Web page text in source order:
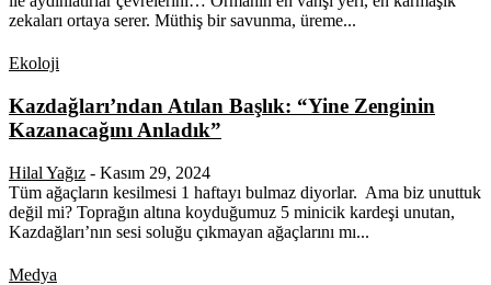
zekaları ortaya serer. Müthiş bir savunma, üreme...
Ekoloji
Kazdağları’ndan Atılan Başlık: “Yine Zenginin
Kazanacağını Anladık”
Hilal Yağız - Kasım 29, 2024
Tüm ağaçların kesilmesi 1 haftayı bulmaz diyorlar. Ama biz unuttuk
değil mi? Toprağın altına koyduğumuz 5 minicik kardeşi unutan,
Kazdağları’nın sesi soluğu çıkmayan ağaçlarını mı...
Medya